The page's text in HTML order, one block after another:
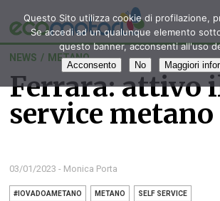
NEWS / METANO
Ferrara: attivo
service metano
03/01/2023 - Monica Porta
#IOVADOAMETANO METANO SELF SERVICE
Questo Sito utilizza cookie di profilazione,
Se accedi ad un qualunque elemento
questo banner, acconsenti all'uso
Acconsento No Maggiori